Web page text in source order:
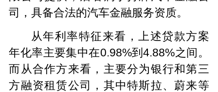
司，具备合法的汽车金融服务资质。
从年利率特征来看，上述贷款方案
年化率主要集中在0.98%到4.88%之间。
而从合作方来看，主要分为银行和第三
方融资租赁公司，其中特斯拉、蔚来等